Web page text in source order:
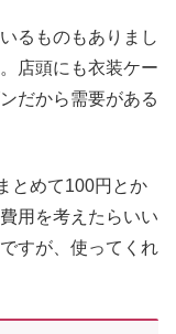
るものもありまし
店頭にも衣装ケー
だから需要がある
とめて100円とか
用を考えたらいい
すが、使ってくれ